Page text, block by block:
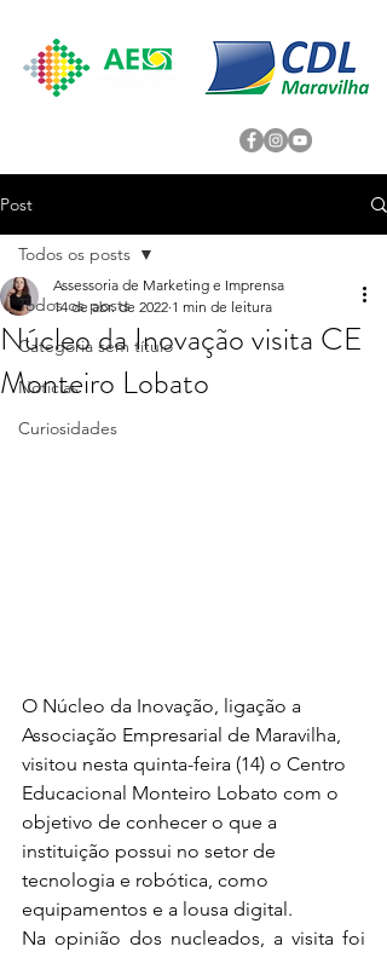
Post
Todos os posts
Categoria sem título
Noticias
Curiosidades
Todos os posts
Núcleo da Inovação visita CE
Monteiro Lobato
Assessoria de Marketing e Imprensa
14 de abr. de 2022 1 min de leitura
O Núcleo da Inovação, ligação a
Associação Empresarial de Maravilha,
visitou nesta quinta-feira (14) o Centro
Educacional Monteiro Lobato com o
objetivo de conhecer o que a
instituição possui no setor de
tecnologia e robótica, como
equipamentos e a lousa digital.
Na opinião dos nucleados, a visita foi